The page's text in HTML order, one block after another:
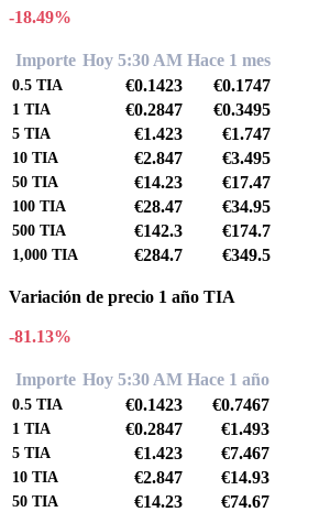
-18.49%
Importe Hoy 5:30 AM Hace 1 mes
0.5 TIA €0.1423 €0.1747
1 TIA €0.2847 €0.3495
5 TIA €1.423 €1.747
10 TIA €2.847 €3.495
50 TIA €14.23 €17.47
100 TIA €28.47 €34.95
500 TIA €142.3 €174.7
1,000 TIA €284.7 €349.5
Variación de precio 1 año TIA
-81.13%
Importe Hoy 5:30 AM Hace 1 año
0.5 TIA €0.1423 €0.7467
1 TIA €0.2847 €1.493
5 TIA €1.423 €7.467
10 TIA €2.847 €14.93
50 TIA €14.23 €74.67